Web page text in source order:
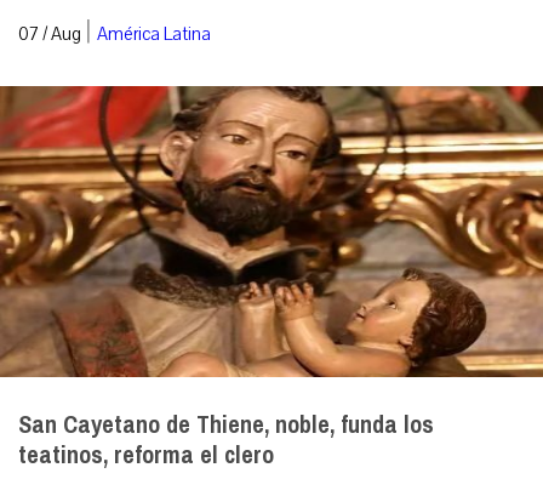
07 / Aug | América Latina
San Cayetano de Thiene, noble, funda los
teatinos, reforma el clero